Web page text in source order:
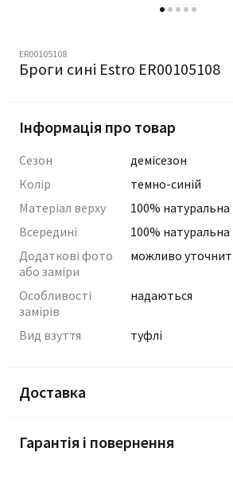
ER00105108
Броги сині Estro ER00105108
Інформація про товар
Сезон
демісезон
Колір
темно-синій
Матеріал верху
100% натуральна
Всередині
100% натуральна
Додаткові фото
або заміри
можливо
Особливості
замірів
надаються
Вид взуття туфлі
Доставка
Гарантія і повернення